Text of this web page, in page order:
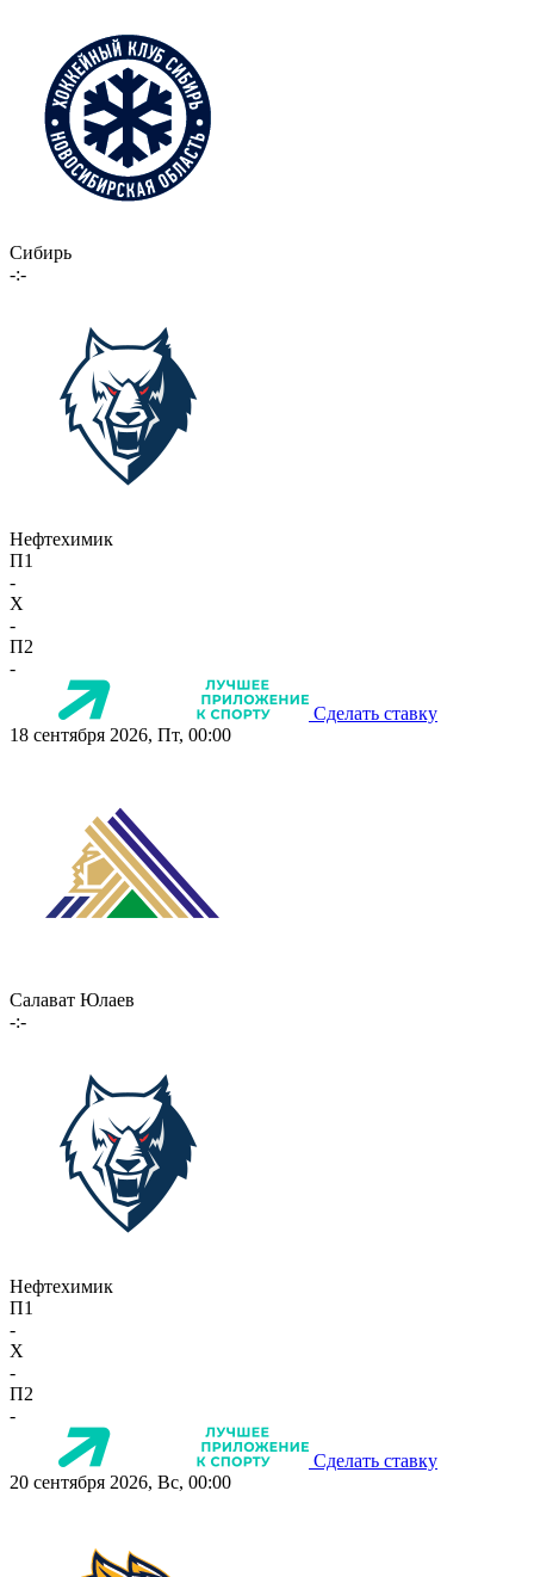
Сибирь
-:-
Нефтехимик
П1
-
X
-
П2
-
Сделать ставку
18 сентября 2026, Пт, 00:00
Салават Юлаев
-:-
Нефтехимик
П1
-
X
-
П2
-
Сделать ставку
20 сентября 2026, Вс, 00:00